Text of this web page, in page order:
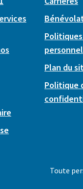
personnel
Plan du
Politique
Toute